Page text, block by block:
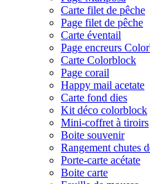
Carte filet de pêche
Page filet de pêche
Carte éventail
Page encreurs
Carte Colorblock
Page corail
Happy mail acetate
Carte fond dies
Kit déco colorblock
Mini-coffret à tiroirs
Boite souvenir
Rangement chutes
Porte-carte acétate
Boite carte